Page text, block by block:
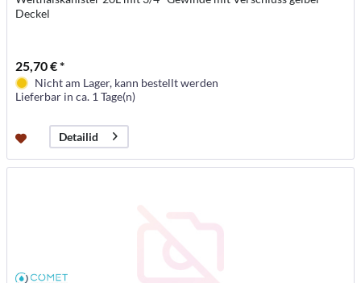
Deckel
25,70 € *
Nicht am Lager, kann bestellt werden
Lieferbar in ca. 1 Tage(n)
Detailid